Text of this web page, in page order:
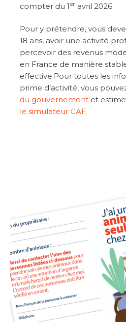
compter du 1er avril 2026.
Pour y prétendre, vous
18 ans, avoir une activité
percevoir des revenus
en France de manière
effective.Pour toutes les
prime d’activité, vous
du gouvernement et
le simulateur CAF.